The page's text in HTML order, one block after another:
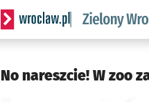
Serwis informacyjny
No nareszcie! W zoo